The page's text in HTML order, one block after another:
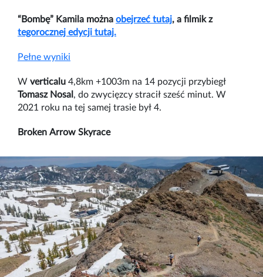
“Bombę” Kamila można obejrzeć tutaj, a filmik z
tegorocznej edycji tutaj.
Pełne wyniki
W verticalu 4,8km +1003m na 14 pozycji przybiegł
Tomasz Nosal , do zwycięzcy stracił sześć minut. W
2021 roku na tej samej trasie był 4.
Broken Arrow Skyrace